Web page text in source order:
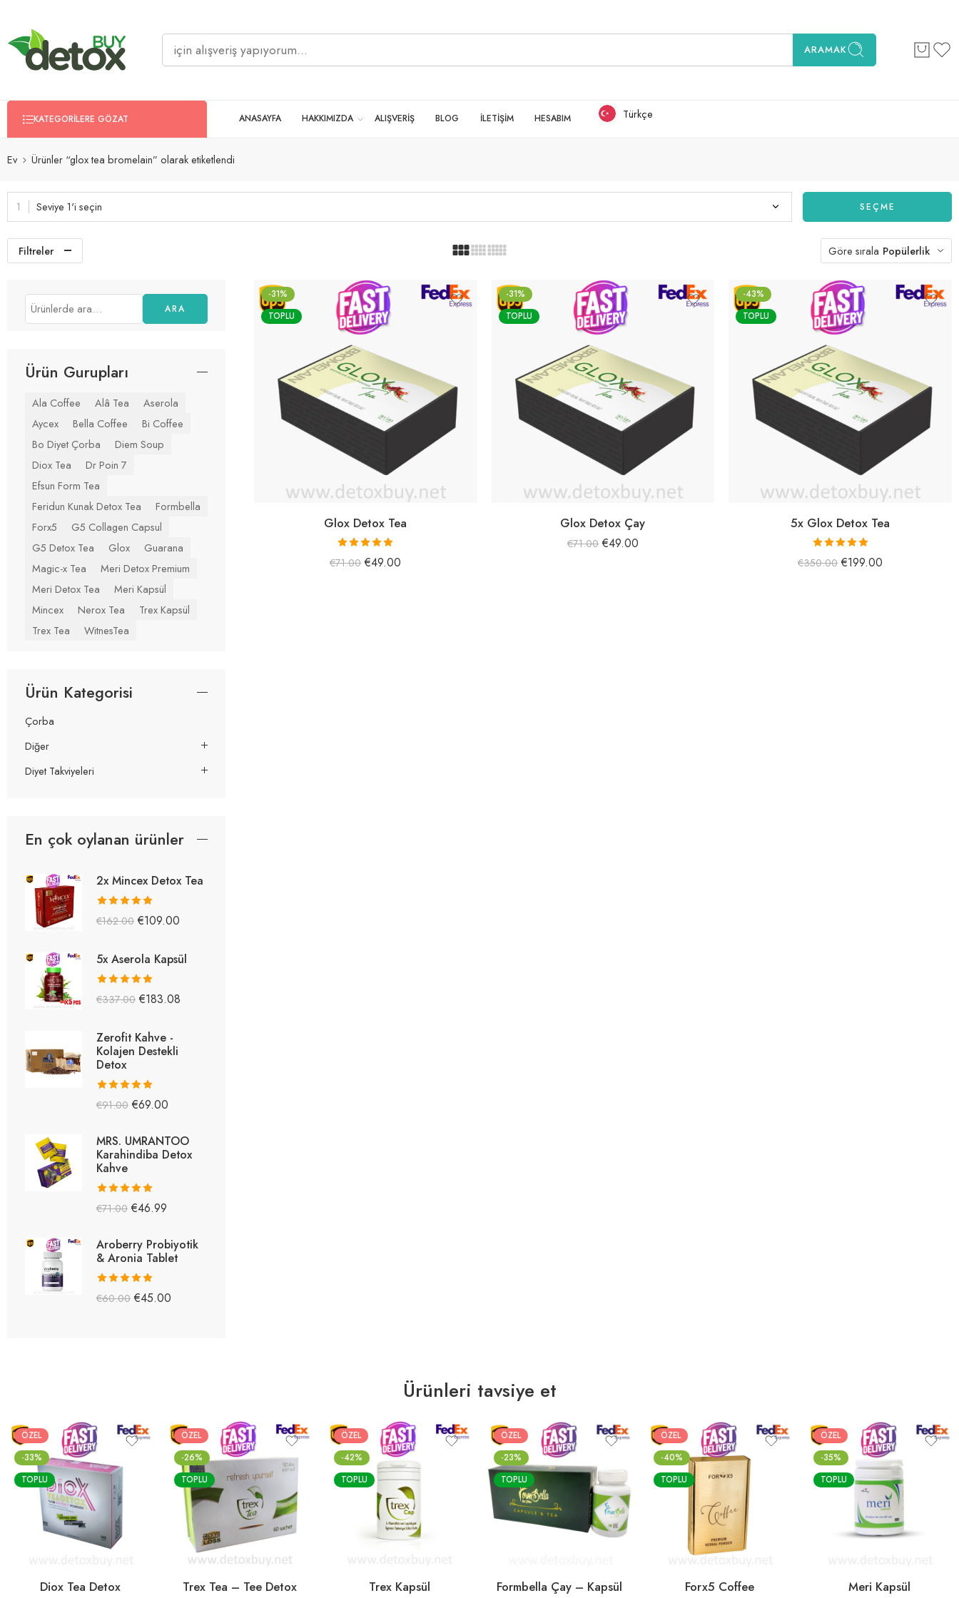
ARAMAK
KATEGORILERE GÖZAT ANASAYFA HAKKIMIZDA ALIŞVERİŞ BLOG İLETİŞİM HESABIM Türkçe
Ev Ürünler “glox tea bromelain” olarak etiketlendi
Seviye 1'i seçin SEÇME
Filtreler Göre sırala Popülerlik
-31%
TOPLU
Glox Detox Tea
5 üzerinden
€71.00 €49.00
-31%
TOPLU
Glox Detox Çay
€71.00 €49.00
-43%
TOPLU
5x Glox Detox Tea
5 üzerinden
€350.00 €199.00
ARA
Ürün Gurupları
Ala Coffee Alâ Tea
Aserola
Aycex
Bella Coffee
Bi Coffee
Bo Diyet Çorba
Diem Soup
Diox Tea
Dr Poin 7
Efsun Form Tea
Feridun Kunak Detox Tea
Formbella
Forx5
G5 Collagen Capsul
G5 Detox Tea
Glox
Guarana
Magic-x Tea
Meri Detox Premium
Meri Detox Tea
Meri Kapsül
Mincex
Nerox Tea
Trex Kapsül
Trex Tea
WitnesTea
Ürün Kategorisi
Çorba
Diğer
Diyet Takviyeleri
En çok oylanan ürünler
2x Mincex Detox Tea
5 üzerinden
€162.00 €109.00
5x Aserola Kapsül
5 üzerinden
€337.00 €183.08
Zerofit Kahve -
Kolajen Destekli
Detox
5 üzerinden
€91.00 €69.00
MRS. UMRANTOO
Karahindiba Detox
Kahve
5 üzerinden
€71.00 €46.99
Aroberry Probiyotik
& Aronia Tablet
5 üzerinden
€60.00 €45.00
Ürünleri tavsiye et
ÖZEL
-33%
TOPLU
Diox Tea Detox
ÖZEL
-26%
TOPLU
Trex Tea – Tee Detox
ÖZEL
-42%
TOPLU
Trex Kapsül
ÖZEL
-23%
TOPLU
Formbella Çay – Kapsül
ÖZEL
-40%
TOPLU
Forx5 Coffee
ÖZEL
-35%
TOPLU
Meri Kapsül